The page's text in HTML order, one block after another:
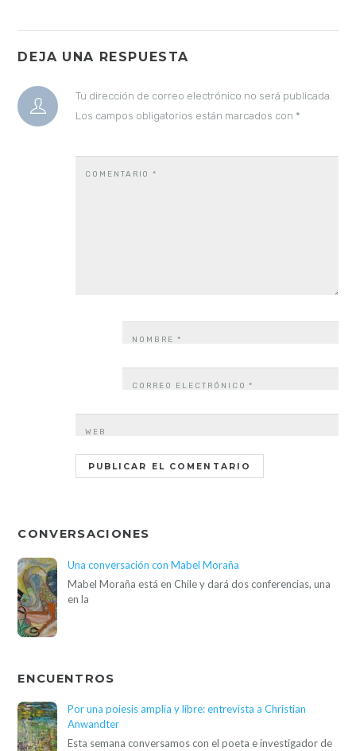
DEJA UNA RESPUESTA
Tu dirección de correo electrónico no será publicada.
Los campos obligatorios están marcados con *
COMENTARIO*
NOMBRE*
CORREO ELECTRÓNICO*
WEB
CONVERSACIONES
Una conversación con Mabel Moraña
Mabel Moraña está en Chile y dará dos conferencias, una
en la
ENCUENTROS
Por una poiesis amplia y libre: entrevista a Christian
Anwandter
Esta semana conversamos con el poeta e investigador de